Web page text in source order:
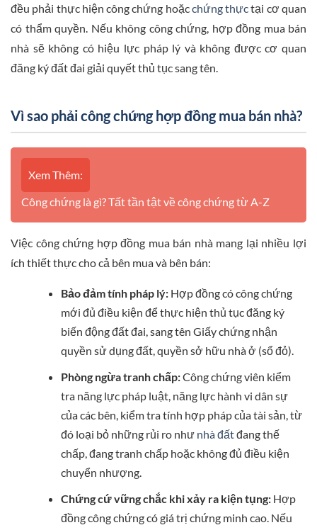
đều phải thực hiện công chứng hoặcchứng thựctại cơ quan
có thẩm quyền. Nếu không công chứng, hợp đồng mua bán
nhà sẽ không có hiệu lực pháp lý và không được cơ quan
đăng ký đất đai giải quyết thủ tục sang tên.
Vì sao phải công chứng hợp đồng mua bán nhà?
Xem Thêm:
Công chứng là gì? Tất tần tật về công chứng từ A-Z
Việc công chứng hợp đồng mua bán nhà mang lại nhiều lợi
ích thiết thực cho cả bên mua và bên bán:
Bảo đảm tính pháp lý:Hợp đồng có công chứng
mới đủ điều kiện để thực hiện thủ tục đăng ký
biến động đất đai, sang tên Giấy chứng nhận
quyền sử dụng đất, quyền sở hữu nhà ở (sổ đỏ).
Phòng ngừa tranh chấp:Công chứng viên kiểm
tra năng lực pháp luật, năng lực hành vi dân sự
của các bên, kiểm tra tính hợp pháp của tài sản, từ
đó loại bỏ những rủi ro như nhà đấtđang thế
chấp, đang tranh chấp hoặc không đủ điều kiện
chuyển nhượng.
Chứng cứ vững chắc khi xảy ra kiện tụng:Hợp
đồng công chứng có giá trị chứng minh cao. Nếu